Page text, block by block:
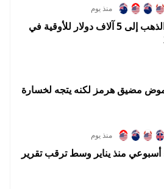
منذ يوم
يو بي إس يتوقع صعود الذهب إلى 5 آلاف دولار للأوقية في
مضيق هرمز لكنه يتجه لخسارة
منذ يوم
أسبوعي منذ يناير وسط ترقب تقرير